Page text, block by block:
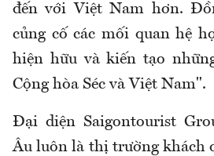
đến với Việt Nam hơn.
củng cố các mối quan hệ
hiện hữu và kiến tạo
Cộng hòa Séc và Việt Nam".
Đại diện Saigontourist
Âu luôn là thị trường khách